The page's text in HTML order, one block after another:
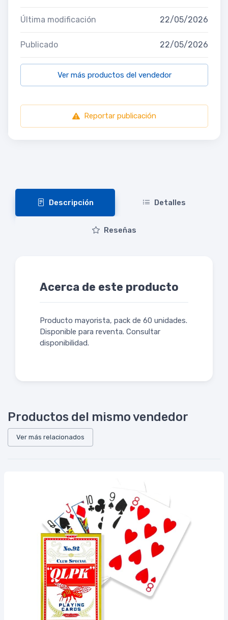
Última modificación 22/05/2026
Publicado 22/05/2026
Ver más productos del vendedor
Reportar publicación
Descripción Detalles
Reseñas
Acerca de este producto
Producto mayorista, pack de 60 unidades.
Disponible para reventa. Consultar
disponibilidad.
Productos del mismo vendedor
Ver más relacionados